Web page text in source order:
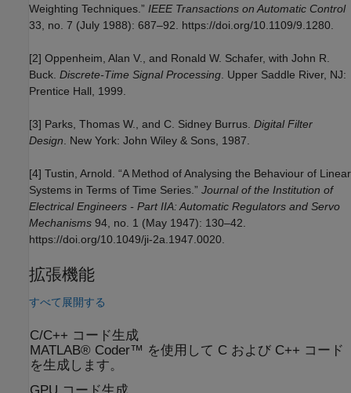
Weighting Techniques.” IEEE Transactions on Automatic Control
33, no. 7 (July 1988): 687–92. https://doi.org/10.1109/9.1280.
[2] Oppenheim, Alan V., and Ronald W. Schafer, with John R.
Buck. Discrete-Time Signal Processing . Upper Saddle River, NJ:
Prentice Hall, 1999.
[3] Parks, Thomas W., and C. Sidney Burrus. Digital Filter
Design . New York: John Wiley & Sons, 1987.
[4] Tustin, Arnold. “A Method of Analysing the Behaviour of Linear
Systems in Terms of Time Series.” Journal of the Institution of
Electrical Engineers - Part IIA: Automatic Regulators and Servo
Mechanisms 94, no. 1 (May 1947): 130–42.
https://doi.org/10.1049/ji-2a.1947.0020.
拡張機能
すべて展開する
C/C++ コード生成
MATLAB® Coder™ を使用して C および C++ コード
を生成します。